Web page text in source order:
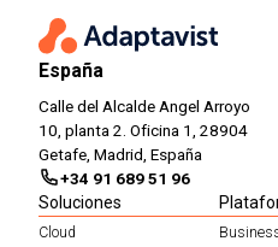
España
Calle del Alcalde Angel Arroyo
10, planta 2. Oficina 1, 28904
Getafe, Madrid, España
+34 91 689 51 96
Soluciones
Cloud